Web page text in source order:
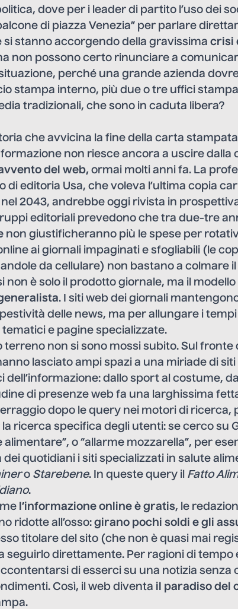
dove per i leader di partito l’uso dei
di piazza Venezia” per parlare
si stanno accorgendo della gravissima crisi
non possono certo rinunciare a
perché una grande azienda
stampa interno, più due o tre uffici
tradizionali, che sono in caduta libera?
che avvicina la fine della carta stampata
non riesce ancora a uscire dalla
del web, ormai molti anni fa. La
di editoria Usa, che voleva l’ultima copia
2043, andrebbe oggi rivista in
editoriali prevedono che tra due-tre
non giustificheranno più le spese per
ai giornali impaginati e sfogliabili (le
da cellulare) non bastano a colmare
non è solo il prodotto giornale, ma il modello
. I siti web dei giornali
delle news, ma per allungare i
e pagine specializzate.
terreno non si sono mossi subito. Sul fronte
lasciato ampi spazi a una miriade di
dell’informazione: dallo sport al costume,
di presenze web fa una larghissima
dopo le query nei motori di ricerca,
ricerca specifica degli utenti: se cerco su
alimentare”, o “allarme mozzarella”, per
quotidiani i siti specializzati in salute
o Starebene. In queste query il Fatto
.
l’informazione online è gratis, le
ridotte all’osso: girano pochi soldi e gli
titolare del sito (che non è quasi mai
seguirlo direttamente. Per ragioni di tempo
di esserci su una notizia senza
Così, il web diventa il paradiso del